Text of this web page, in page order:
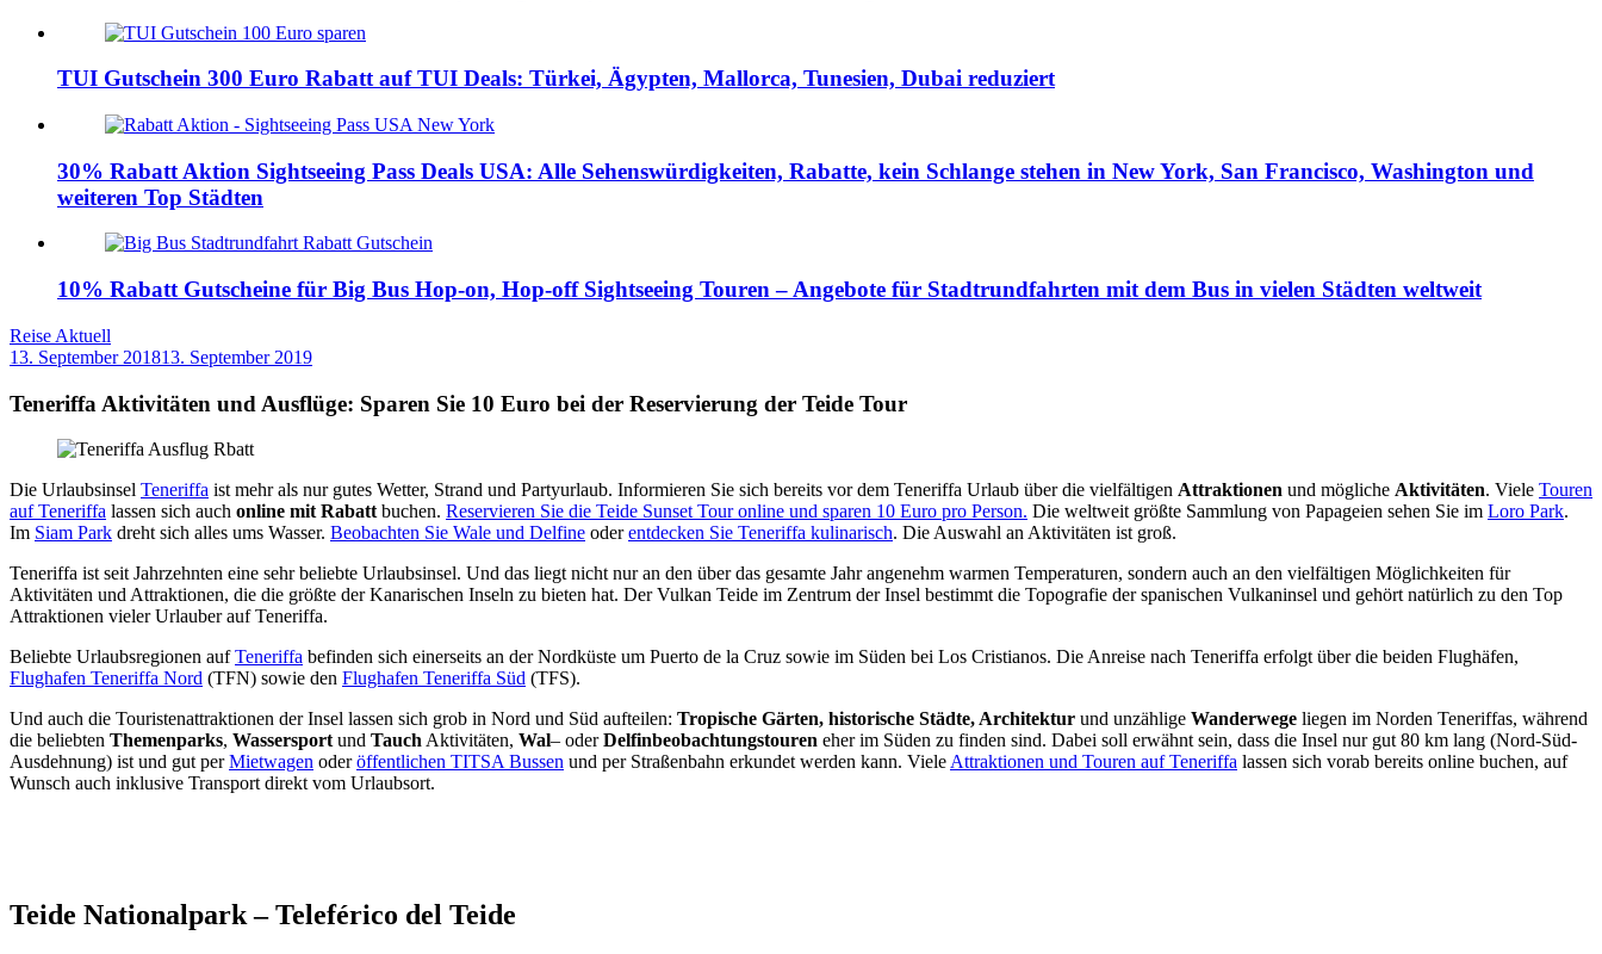
TUI Gutschein 300 Euro Rabatt auf TUI Deals: Türkei, Ägypten, Mallorca, Tunesien, Dubai reduziert
30% Rabatt Aktion Sightseeing Pass Deals USA: Alle Sehenswürdigkeiten, Rabatte, kein Schlange stehen in New York, San Francisco, Washington und
weiteren Top Städten
10% Rabatt Gutscheine für Big Bus Hop-on, Hop-off Sightseeing Touren – Angebote für Stadtrundfahrten mit dem Bus in vielen Städten weltweit
Reise Aktuell
13. September 201813. September 2019
Allan
Teneriffa Aktivitäten und Ausflüge: Sparen Sie 10 Euro bei der Reservierung der Teide Tour
Die Urlaubsinsel Teneriffa ist mehr als nur gutes Wetter, Strand und Partyurlaub. Informieren Sie sich bereits vor dem Teneriffa Urlaub über die vielfältigen Attraktionen und mögliche Aktivitäten. Viele Touren
auf Teneriffa lassen sich auch online mit Rabatt buchen. Reservieren Sie die Teide Sunset Tour online und sparen 10 Euro pro Person. Die weltweit größte Sammlung von Papageien sehen Sie im Loro Park.
Im Siam Park dreht sich alles ums Wasser. Beobachten Sie Wale und Delfine oderentdecken Sie Teneriffa kulinarisch. Die Auswahl an Aktivitäten ist groß.
Teneriffa ist seit Jahrzehnten eine sehr beliebte Urlaubsinsel. Und das liegt nicht nur an den über das gesamte Jahr angenehm warmen Temperaturen, sondern auch an den vielfältigen Möglichkeiten für
Aktivitäten und Attraktionen, die die größte der Kanarischen Inseln zu bieten hat. Der Vulkan Teide im Zentrum der Insel bestimmt die Topografie der spanischen Vulkaninsel und gehört natürlich zu den Top
Attraktionen vieler Urlauber auf Teneriffa.
Beliebte Urlaubsregionen aufTeneriffa befinden sich einerseits an der Nordküste um Puerto de la Cruz sowie im Süden bei Los Cristianos. Die Anreise nach Teneriffa erfolgt über die beiden Flughäfen,
Flughafen Teneriffa Nord (TFN) sowie den Flughafen Teneriffa Süd (TFS).
Und auch die Touristenattraktionen der Insel lassen sich grob in Nord und Süd aufteilen: Tropische Gärten, historische Städte, Architektur und unzählige Wanderwege liegen im Norden Teneriffas, während
die beliebten Themenparks, Wassersport und Tauch Aktivitäten, Wal– oderDelfinbeobachtungstouren eher im Süden zu finden sind. Dabei soll erwähnt sein, dass die Insel nur gut 80 km lang (Nord-Süd-
Ausdehnung) ist und gut perMietwagen oderöffentlichen TITSA Bussen und per Straßenbahn erkundet werden kann. Viele Attraktionen und Touren auf Teneriffa lassen sich vorab bereits online buchen, auf
Wunsch auch inklusive Transport direkt vom Urlaubsort.
Teide Nationalpark – Teleférico del Teide